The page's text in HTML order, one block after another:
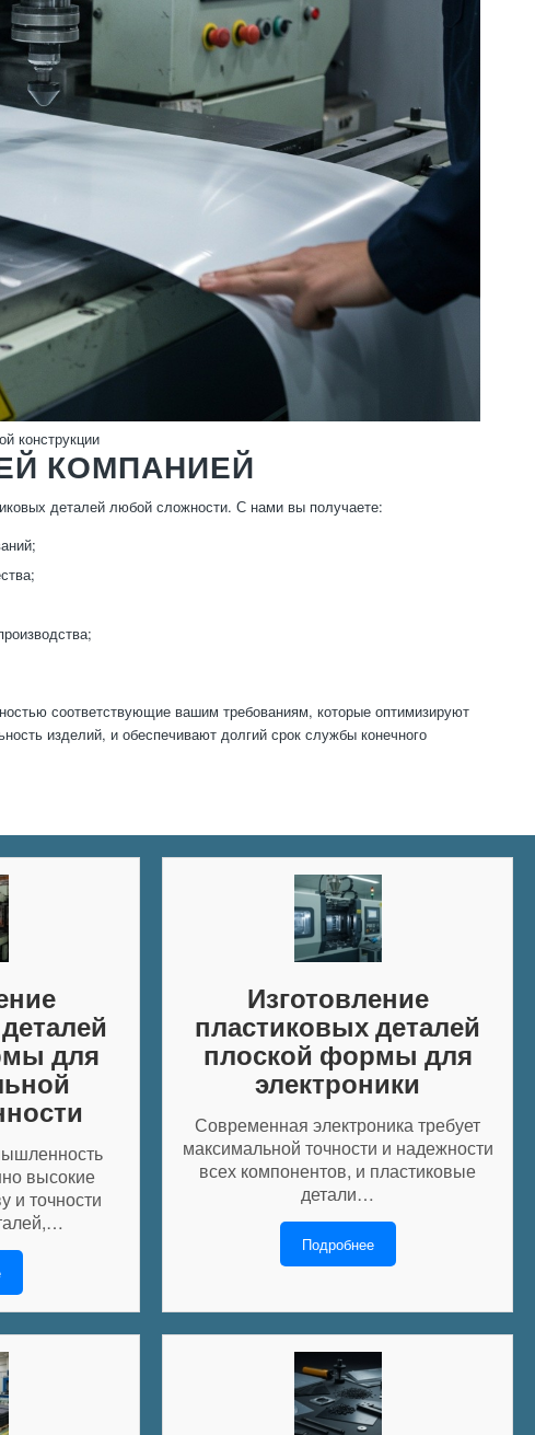
конструкции
КОМПАНИЕЙ
деталей любой сложности. С нами вы получаете:
соответствующие вашим требованиям, которые оптимизируют
изделий, и обеспечивают долгий срок службы конечного
для
высокие
и точности
Изготовление
пластиковых деталей
плоской формы для
электроники
Современная электроника требует
максимальной точности и надежности
всех компонентов, и пластиковые
детали…
Подробнее